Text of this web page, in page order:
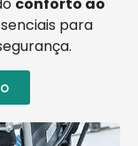
conforto ao
para